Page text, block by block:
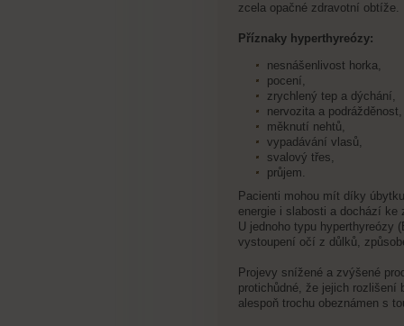
zcela opačné zdravotní obtíže.
Příznaky hyperthyreózy:
nesnášenlivost horka,
pocení,
zrychlený tep a dýchání,
nervozita a podrážděnost,
měknutí nehtů,
vypadávání vlasů,
svalový třes,
průjem.
Pacienti mohou mít díky
energie i slabosti a dochází ke
U jednoho typu hyperthyreózy
vystoupení očí z důlků,
Projevy snížené a zvýšené
protichůdné, že jejich rozlišení
alespoň trochu obeznámen s